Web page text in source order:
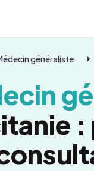
généraliste
: